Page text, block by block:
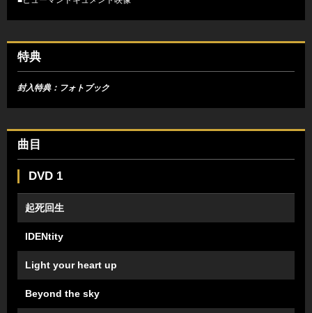
特典
封入特典：フォトブック
曲目
DVD 1
起死回生
IDENtity
Light your heart up
Beyond the sky